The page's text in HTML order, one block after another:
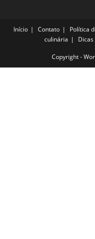
Início Contato Política
culinária
Dicas
Copyright -